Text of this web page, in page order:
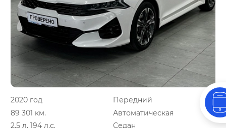
2020 год
Передний
89 301 км.
Автоматическая
2.5 л, 194 л.с.
Седан